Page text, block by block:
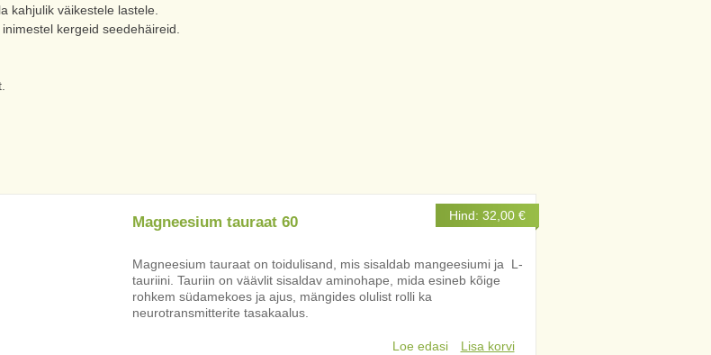
kahjulik väikestele lastele.
kergeid seedehäireid.
Magneesium tauraat 60 Hind: 32,00 €
Magneesium tauraat on toidulisand, mis sisaldab mangeesiumi ja L-
tauriini. Tauriin on väävlit sisaldav aminohape, mida esineb kõige
rohkem südamekoes ja ajus, mängides olulist rolli ka
neurotransmitterite tasakaalus.
Loe edasi Lisa korvi